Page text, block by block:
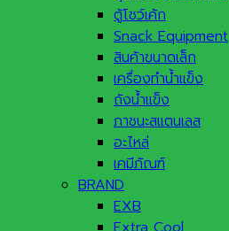
ตู้โชว์เค้ก
Snack Equipment
สินค้าขนาดเล็ก
เครื่องทำน้ำแข็ง
ถังน้ำแข็ง
ภาชนะสแตนเลส
อะไหล่
เคมีภัณฑ์
BRAND
EXB